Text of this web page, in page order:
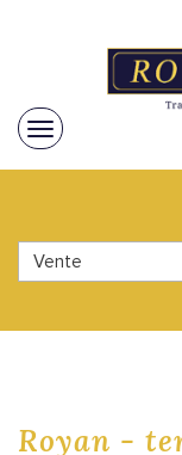
Vente
royan -